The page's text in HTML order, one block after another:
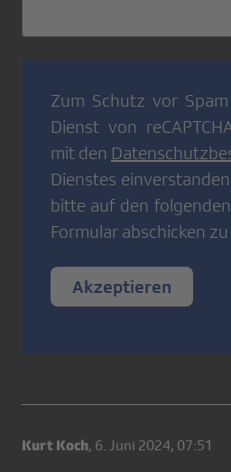
Zum Schutz vor
Dienst von
mit den
Dienstes
bitte auf den
Formular abschicken
Akzeptieren
Kurt Koch, 6. Juni 2024, 07:51